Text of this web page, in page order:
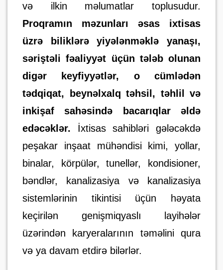
və ilkin məlumatlar toplusudur.
Proqramın məzunları əsas ixtisas
üzrə biliklərə yiyələnməklə yanaşı,
səriştəli fəaliyyət üçün tələb olunan
digər keyfiyyətlər, o cümlədən
tədqiqat, beynəlxalq təhsil, təhlil və
inkişaf sahəsində bacarıqlar əldə
edəcəklər. İxtisas sahibləri gələcəkdə
peşakar inşaat mühəndisi kimi, yollar,
binalar, körpülər, tunellər, kondisioner,
bəndlər, kanalizasiya və kanalizasiya
sistemlərinin tikintisi üçün həyata
keçirilən genişmiqyaslı layihələr
üzərindən karyeralarının təməlini qura
və ya davam etdirə bilərlər.